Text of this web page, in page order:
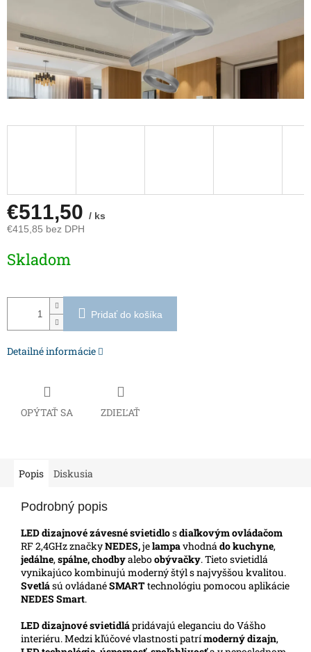
€511,50 / ks
€415,85 bez DPH
cena:
Skladom
Pridať do košíka
Detailné informácie
OPÝTAŤ SA ZDIEĽAŤ
Popis Diskusia
Podrobný popis
LED dizajnové závesné svietidlosdiaľkovým ovládačom
RF 2,4GHz značkyNEDES,jelampavhodnádo kuchyne,
jedálne,spálne, chodbyaleboobývačky. Tieto svietidlá
vynikajúco kombinujú moderný štýl s najvyššou kvalitou.
Svetlású ovládanéSMARTtechnológiu pomocou aplikácie
NEDES Smart.
LEDdizajnové svietidlápridávajú eleganciu do Vášho
interiéru. Medzi kľúčové vlastnosti patrímoderný dizajn,